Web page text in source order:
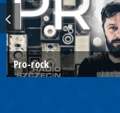
Pro-rock